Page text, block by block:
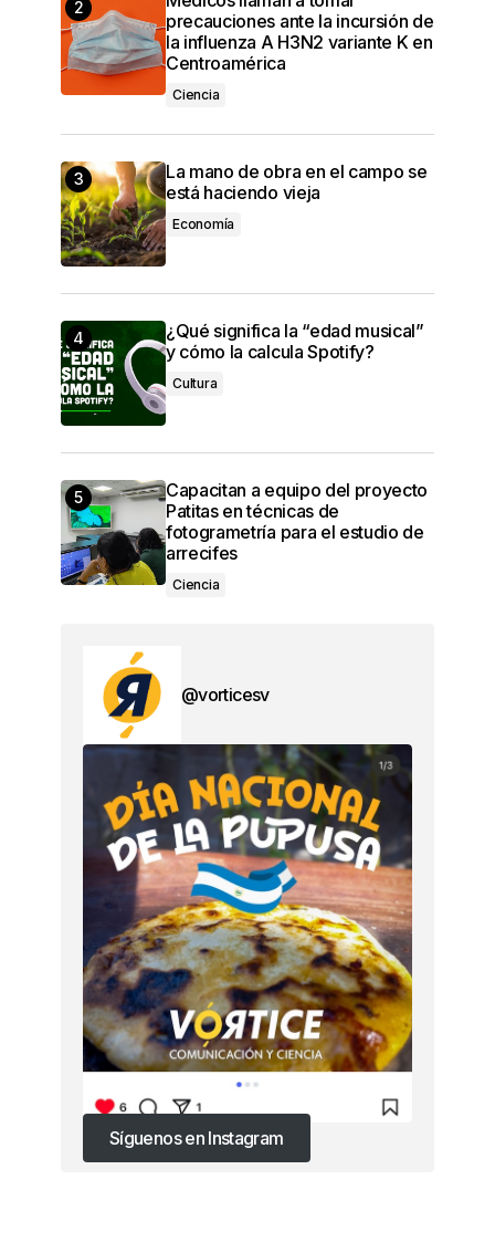
precauciones ante la incursión de
la influenza A H3N2 variante K en
Centroamérica
Ciencia
La mano de obra en el campo se
está haciendo vieja
Economía
¿Qué significa la “edad musical”
y cómo la calcula Spotify?
Cultura
Capacitan a equipo del proyecto
Patitas en técnicas de
fotogrametría para el estudio de
arrecifes
Ciencia
@vorticesv
Síguenos en Instagram